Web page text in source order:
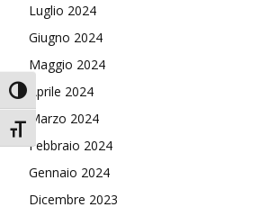
Attiva/disattiva alto contrasto
Attiva/disattiva dimensione testo
Luglio 2024
Giugno 2024
Maggio 2024
Aprile 2024
Marzo 2024
Febbraio 2024
Gennaio 2024
Dicembre 2023